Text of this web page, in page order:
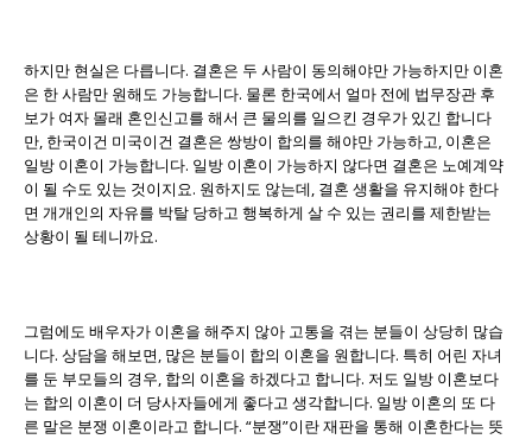
하지만 현실은 다릅니다. 결혼은 두 사람이 동의해야만 가능하지만 이혼
은 한 사람만 원해도 가능합니다. 물론 한국에서 얼마 전에 법무장관 후
보가 여자 몰래 혼인신고를 해서 큰 물의를 일으킨 경우가 있긴 합니다
만, 한국이건 미국이건 결혼은 쌍방이 합의를 해야만 가능하고, 이혼은
일방 이혼이 가능합니다. 일방 이혼이 가능하지 않다면 결혼은 노예계약
이 될 수도 있는 것이지요. 원하지도 않는데, 결혼 생활을 유지해야 한다
면 개개인의 자유를 박탈 당하고 행복하게 살 수 있는 권리를 제한받는
상황이 될 테니까요.
그럼에도 배우자가 이혼을 해주지 않아 고통을 겪는 분들이 상당히 많습
니다. 상담을 해보면, 많은 분들이 합의 이혼을 원합니다. 특히 어린 자녀
를 둔 부모들의 경우, 합의 이혼을 하겠다고 합니다. 저도 일방 이혼보다
는 합의 이혼이 더 당사자들에게 좋다고 생각합니다. 일방 이혼의 또 다
른 말은 분쟁 이혼이라고 합니다. “분쟁”이란 재판을 통해 이혼한다는 뜻